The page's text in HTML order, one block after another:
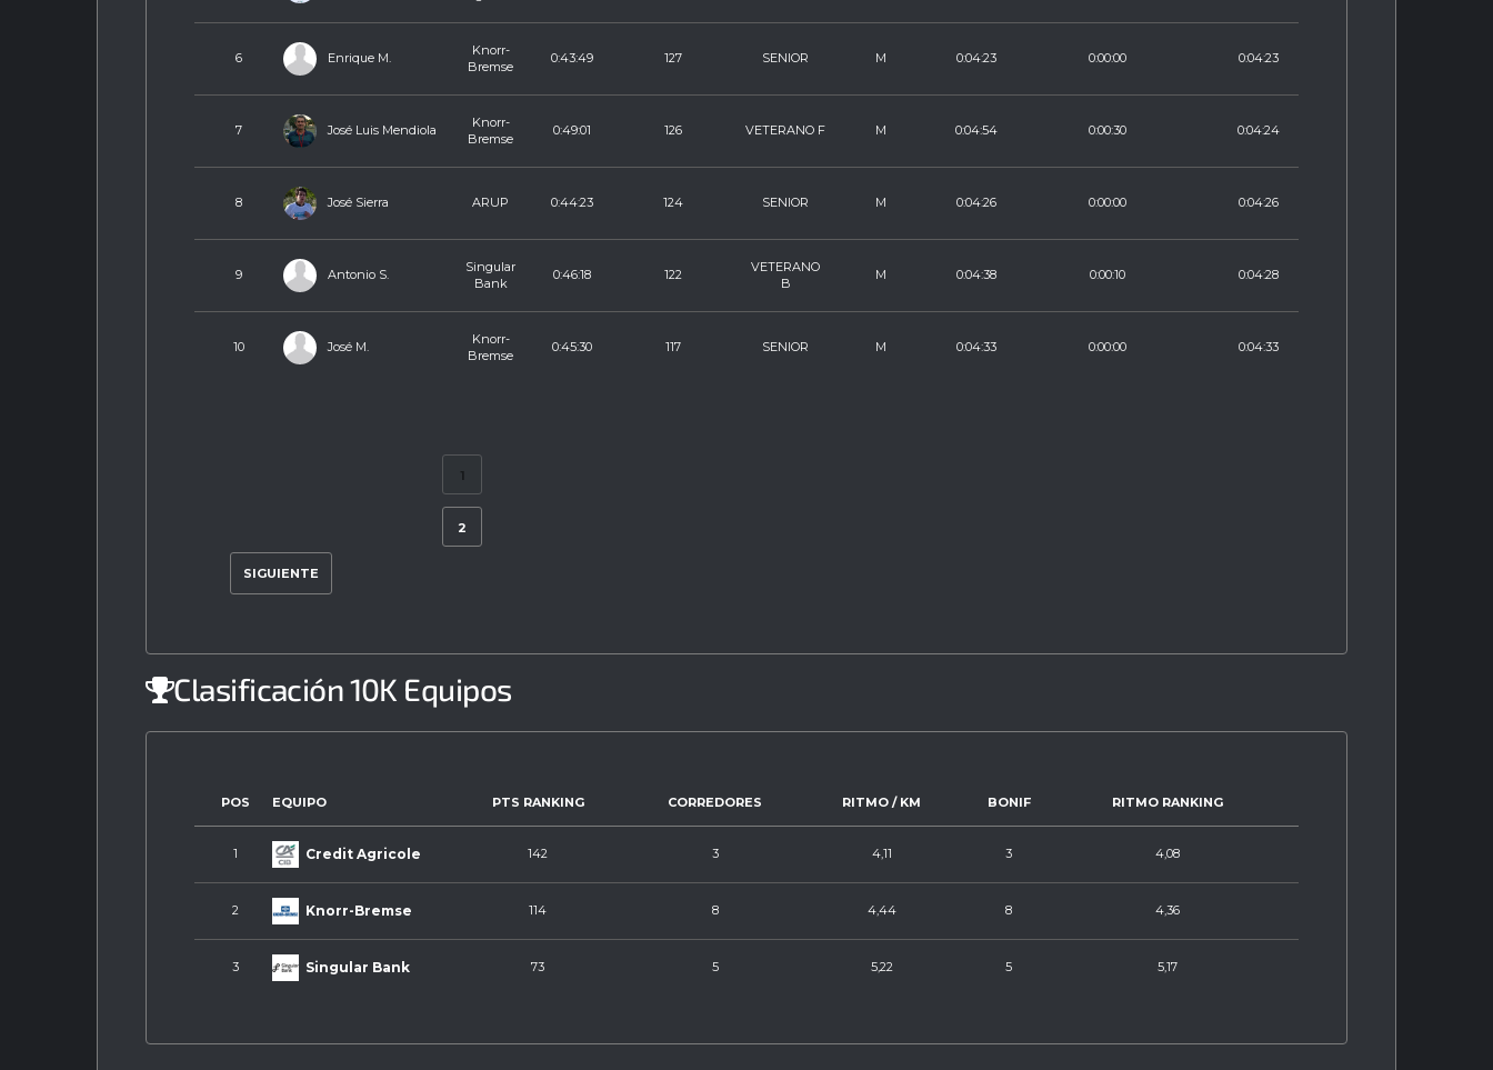
6 Enrique M.
Knorr-
Bremse
0:43:49 127 SENIOR M 0:04:23 0:00:00 0:04:23
7 José Luis Mendiola
Knorr-
Bremse
0:49:01 126 VETERANO F M 0:04:54 0:00:30 0:04:24
8 José Sierra ARUP 0:44:23 124 SENIOR M 0:04:26 0:00:00 0:04:26
9 Antonio S.
Singular
Bank
0:46:18 122
VETERANO
B
M 0:04:38 0:00:10 0:04:28
10 José M.
Knorr-
Bremse
0:45:30 117 SENIOR M 0:04:33 0:00:00 0:04:33
1
2
SIGUIENTE
Clasificación 10K Equipos
POS EQUIPO PTS RANKING CORREDORES RITMO / KM BONIF RITMO RANKING
1 Credit Agricole 142 3 4,11 3 4,08
2 Knorr-Bremse 114 8 4,44 8 4,36
3 Singular Bank 73 5 5,22 5 5,17